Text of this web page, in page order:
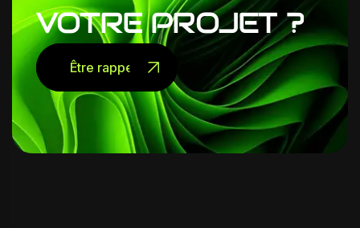
VOTRE PROJET ?
Être rappelé